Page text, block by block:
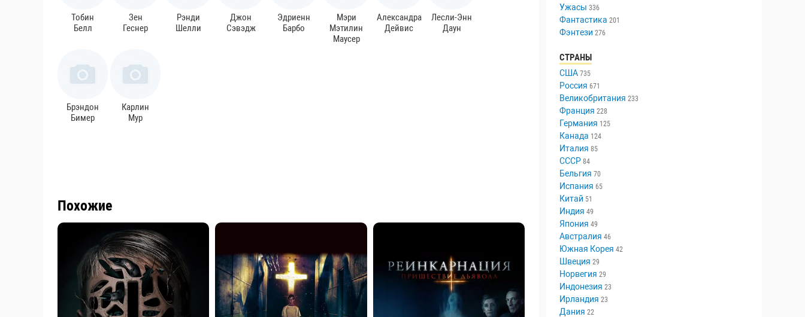
Тобин
Белл
Зен
Геснер
Рэнди
Шелли
Джон
Сэвэдж
Эдриенн
Барбо
Мэри
Мэтилин
Маусер
Александра
Дейвис
Лесли-Энн
Даун
Брэндон
Бимер
Карлин
Мур
Похожие
Ужасы 336
Фантастика 201
Фэнтези 276
СТРАНЫ
США 735
Россия 671
Великобритания 233
Франция 228
Германия 125
Канада 124
Италия 85
СССР 84
Бельгия 70
Испания 65
Китай 51
Индия 49
Япония 49
Австралия 46
Южная Корея 42
Швеция 29
Норвегия 29
Индонезия 23
Ирландия 23
Дания 22